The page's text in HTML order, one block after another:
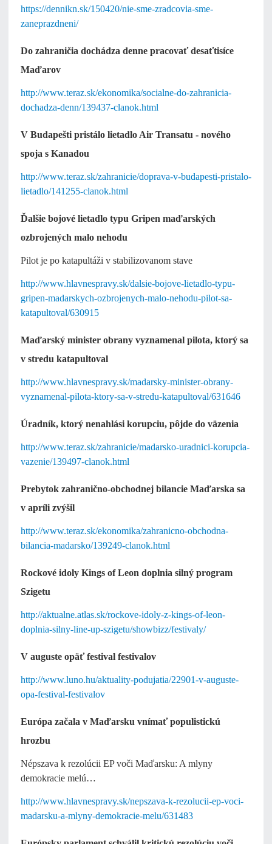
https://dennikn.sk/150420/nie-sme-zradcovia-sme-
zaneprazdneni/
Do zahraničia dochádza denne pracovať desaťtisíce
Maďarov
http://www.teraz.sk/ekonomika/socialne-do-zahranicia-
dochadza-denn/139437-clanok.html
V Budapešti pristálo lietadlo Air Transatu - nového
spoja s Kanadou
http://www.teraz.sk/zahranicie/doprava-v-budapesti-pristalo-
lietadlo/141255-clanok.html
Ďalšie bojové lietadlo typu Gripen maďarských
ozbrojených malo nehodu
Pilot je po katapultáži v stabilizovanom stave
http://www.hlavnespravy.sk/dalsie-bojove-lietadlo-typu-
gripen-madarskych-ozbrojenych-malo-nehodu-pilot-sa-
katapultoval/630915
Maďarský minister obrany vyznamenal pilota, ktorý sa
v stredu katapultoval
http://www.hlavnespravy.sk/madarsky-minister-obrany-
vyznamenal-pilota-ktory-sa-v-stredu-katapultoval/631646
Úradník, ktorý nenahlási korupciu, pôjde do väzenia
http://www.teraz.sk/zahranicie/madarsko-uradnici-korupcia-
vazenie/139497-clanok.html
Prebytok zahranično-obchodnej bilancie Maďarska sa
v apríli zvýšil
http://www.teraz.sk/ekonomika/zahranicno-obchodna-
bilancia-madarsko/139249-clanok.html
Rockové idoly Kings of Leon doplnia silný program
Szigetu
http://aktualne.atlas.sk/rockove-idoly-z-kings-of-leon-
doplnia-silny-line-up-szigetu/showbizz/festivaly/
V auguste opäť festival festivalov
http://www.luno.hu/aktuality-podujatia/22901-v-auguste-
opa-festival-festivalov
Európa začala v Maďarsku vnímať populistickú
hrozbu
Népszava k rezolúcii EP voči Maďarsku: A mlyny
demokracie melú…
http://www.hlavnespravy.sk/nepszava-k-rezolucii-ep-voci-
madarsku-a-mlyny-demokracie-melu/631483